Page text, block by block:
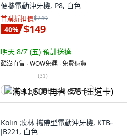
便攜電動沖牙機, P8, 白色
首購折扣價$249
40% $149
明天 8/7 (五) 預計送達
酷澎直售 ∙ WOW免運 ∙ 免費退貨
(31)
满 $1,500 再省 $75 (王道卡)
Kolin 歌林 攜帶型電動沖牙機, KTB-
JB221, 白色